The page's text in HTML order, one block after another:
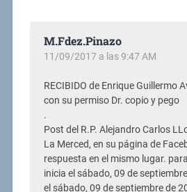
M.Fdez.Pinazo
11/09/2017 a las 9:47 AM
RECIBIDO de Enrique Guillermo
con su permiso Dr. copio y pego
.
Post del R.P. Alejandro Carlos
La Merced, en su página de
respuesta en el mismo lugar.
inicia el sábado, 09 de
el sábado, 09 de septiembre de